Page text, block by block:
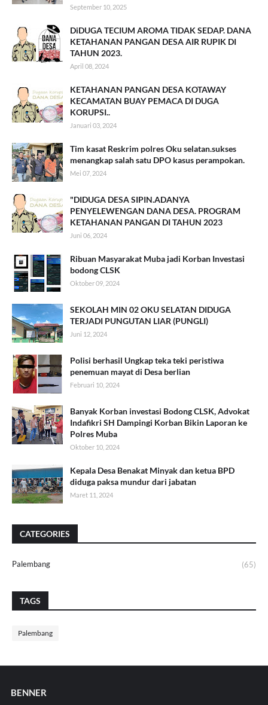
September 10, 2025
DiDUGA TECIUM AROMA TIDAK SEDAP. DANA
KETAHANAN PANGAN DESA AIR RUPIK DI
TAHUN 2023.
April 08, 2024
KETAHANAN PANGAN DESA KOTAWAY
KECAMATAN BUAY PEMACA DI DUGA
KORUPSI..
Januari 03, 2024
Tim kasat Reskrim polres Oku selatan.sukses
menangkap salah satu DPO kasus perampokan.
Mei 07, 2024
"DIDUGA DESA SIPIN.ADANYA
PENYELEWENGAN DANA DESA. PROGRAM
KETAHANAN PANGAN DI TAHUN 2023
Juni 06, 2024
Ribuan Masyarakat Muba jadi Korban Investasi
bodong CLSK
Oktober 09, 2024
SEKOLAH MIN 02 OKU SELATAN DIDUGA
TERJADI PUNGUTAN LIAR (PUNGLI)
Juni 12, 2024
Polisi berhasil Ungkap teka teki peristiwa
penemuan mayat di Desa berlian
Februari 10, 2024
Banyak Korban investasi Bodong CLSK, Advokat
Indafikri SH Dampingi Korban Bikin Laporan ke
Polres Muba
Oktober 10, 2024
Kepala Desa Benakat Minyak dan ketua BPD
diduga paksa mundur dari jabatan
Maret 11, 2024
CATEGORIES
Palembang (65)
TAGS
Palembang
BENNER